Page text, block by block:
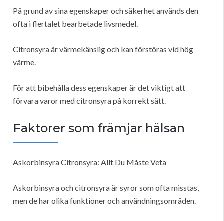
På grund av sina egenskaper och säkerhet används den
ofta i flertalet bearbetade livsmedel.
Citronsyra är värmekänslig och kan förstöras vid hög
värme.
För att bibehålla dess egenskaper är det viktigt att
förvara varor med citronsyra på korrekt sätt.
Faktorer som främjar hälsan
Askorbinsyra Citronsyra: Allt Du Måste Veta
Askorbinsyra och citronsyra är syror som ofta misstas,
men de har olika funktioner och användningsområden.